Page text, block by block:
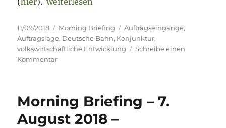
Veröffentlicht
am
11/09/2018 Kategorien
Morning Briefing Schlagwörter
Auftragseingänge,
Auftragslage, Deutsche Bahn, Konjunktur,
volkswirtschaftliche Entwicklung
Schreibe einen
Kommentarzu
11.
September
2018
Morning Briefing – 7.
August 2018 –